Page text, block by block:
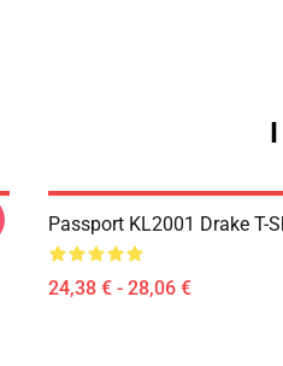
Passport KL2001 Drake T-
24,38 € - 28,06 €